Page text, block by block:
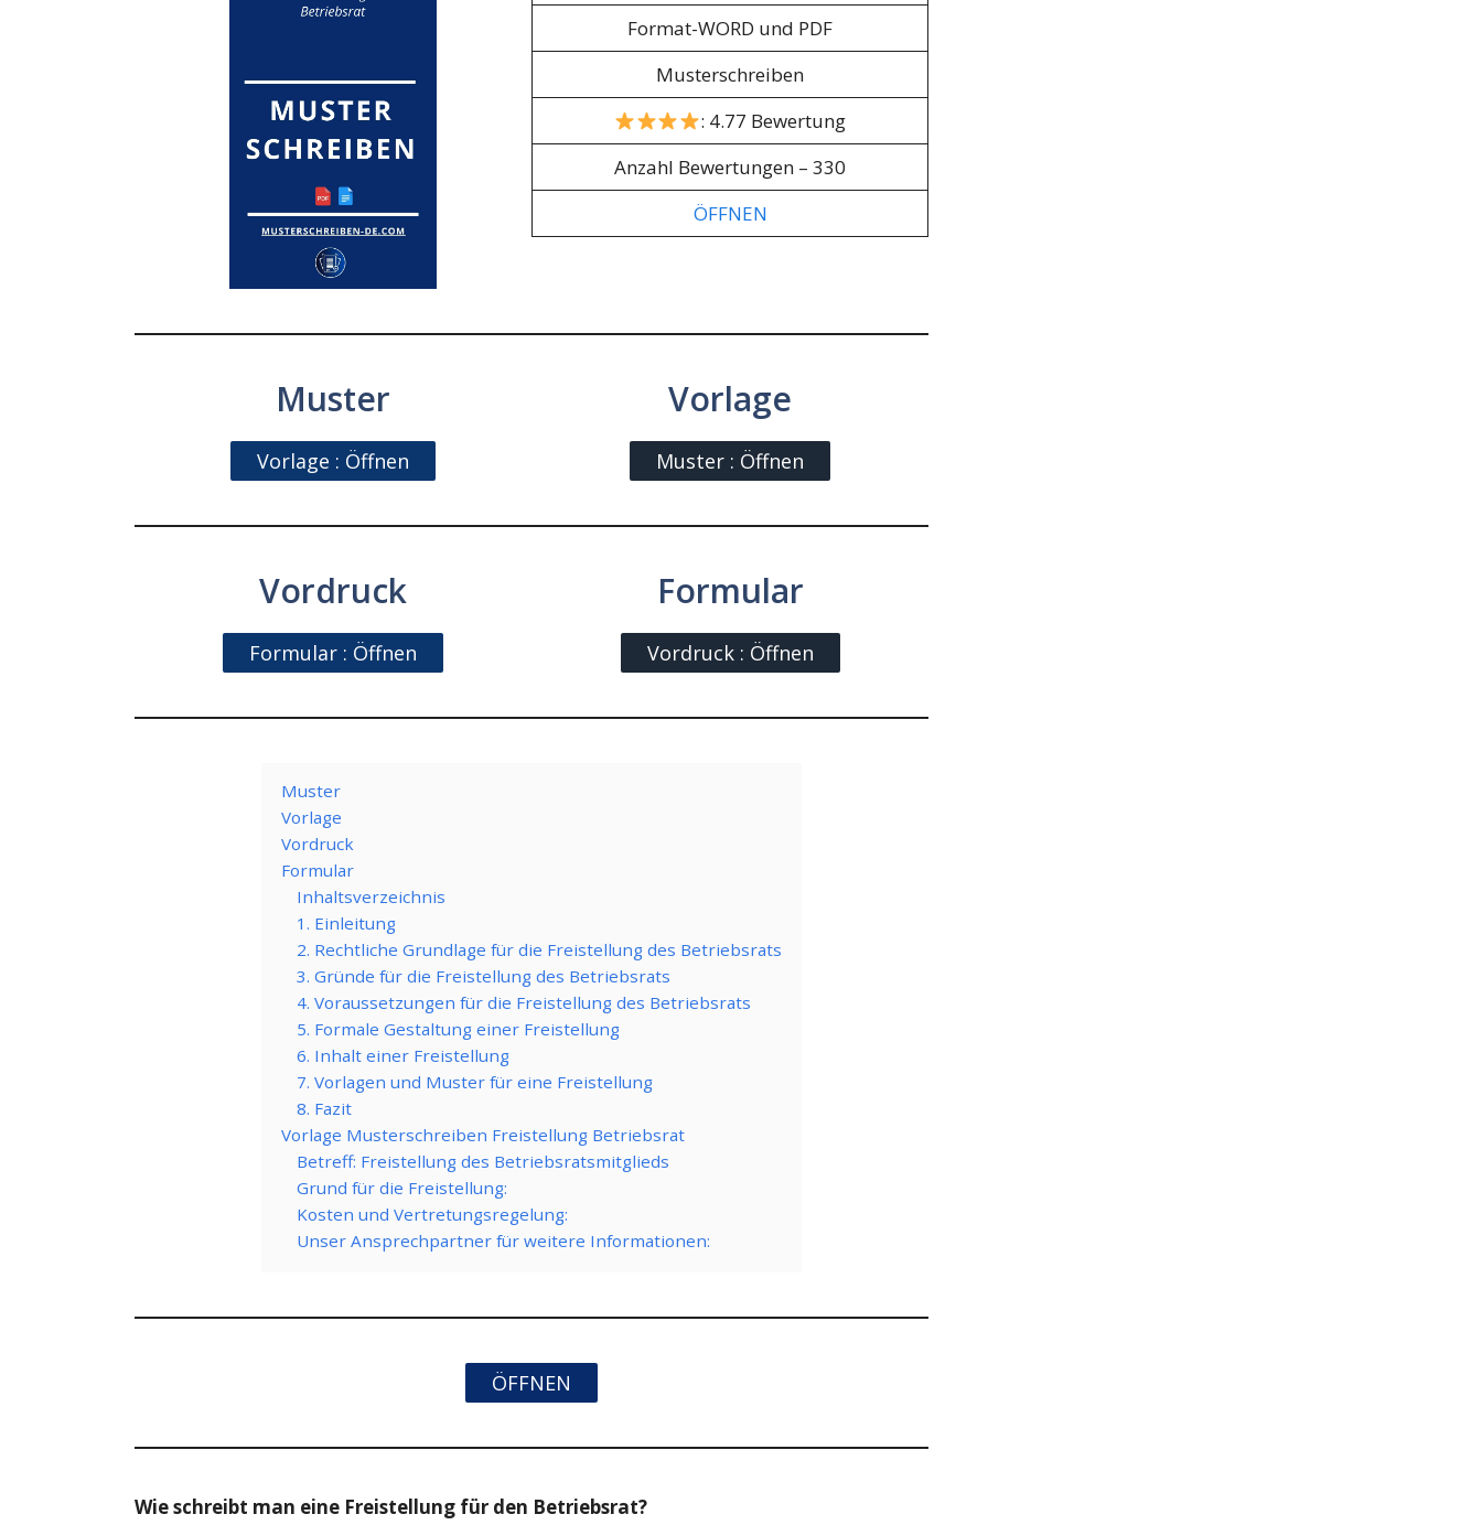
Format-WORD und PDF
Musterschreiben
: 4.77 Bewertung
Anzahl Bewertungen – 330
ÖFFNEN
Muster
Vorlage : Öffnen
Vorlage
Muster : Öffnen
Vordruck
Formular : Öffnen
Formular
Vordruck : Öffnen
Muster
Vorlage
Vordruck
Formular
Inhaltsverzeichnis
1. Einleitung
2. Rechtliche Grundlage für die Freistellung des Betriebsrats
3. Gründe für die Freistellung des Betriebsrats
4. Voraussetzungen für die Freistellung des Betriebsrats
5. Formale Gestaltung einer Freistellung
6. Inhalt einer Freistellung
7. Vorlagen und Muster für eine Freistellung
8. Fazit
Vorlage Musterschreiben Freistellung Betriebsrat
Betreff: Freistellung des Betriebsratsmitglieds
Grund für die Freistellung:
Kosten und Vertretungsregelung:
Unser Ansprechpartner für weitere Informationen:
ÖFFNEN
Wie schreibt man eine Freistellung für den Betriebsrat?